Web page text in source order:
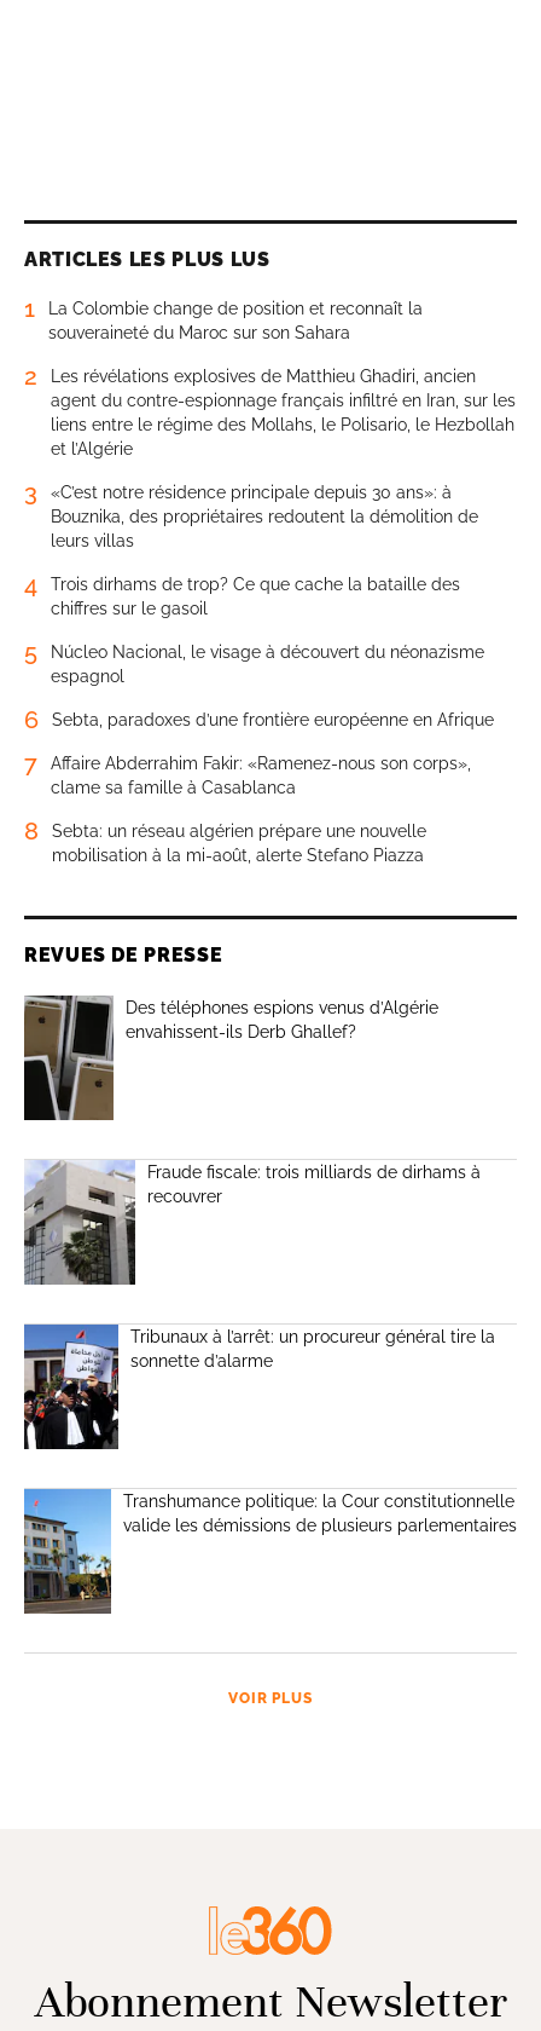
ARTICLES LES PLUS LUS
1
La Colombie change de position et reconnaît la
souveraineté du Maroc sur son Sahara
2
Les révélations explosives de Matthieu Ghadiri, ancien
agent du contre-espionnage français infiltré en Iran, sur les
liens entre le régime des Mollahs, le Polisario, le Hezbollah
et l’Algérie
3
«C’est notre résidence principale depuis 30 ans»: à
Bouznika, des propriétaires redoutent la démolition de
leurs villas
4
Trois dirhams de trop? Ce que cache la bataille des
chiffres sur le gasoil
5
Núcleo Nacional, le visage à découvert du néonazisme
espagnol
6 Sebta, paradoxes d’une frontière européenne en Afrique
7
Affaire Abderrahim Fakir: «Ramenez-nous son corps»,
clame sa famille à Casablanca
8
Sebta: un réseau algérien prépare une nouvelle
mobilisation à la mi-août, alerte Stefano Piazza
REVUES DE PRESSE
Des téléphones espions venus d’Algérie
envahissent-ils Derb Ghallef?
Fraude fiscale: trois milliards de dirhams à
recouvrer
Tribunaux à l’arrêt: un procureur général tire la
sonnette d’alarme
Transhumance politique: la Cour constitutionnelle
valide les démissions de plusieurs parlementaires
VOIR PLUS
Abonnement Newsletter